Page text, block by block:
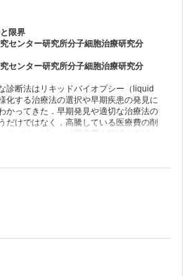
（最終回）
蘇生ガイドライン2015 を踏まえて 山畑佳
を目指した予防医学(7)
疾患の予防 赤木龍一郎・佐粧孝久
る技術とがん免疫療法への応用 近藤泰介・
ーカー“糖鎖欠損トランスフェリン
ける現状 野村文夫
べて悪性腫瘍か？ 木村伯子
ペーンとは(4) Choosing Wisely と診療ガイ
山口直人
(68) 翻訳という作業，あるいはエドゥアー
限界
センター研究所分子細胞治療研究分
センター研究所分子細胞治療研究分
診断法はリキッドバイオプシー（liquid
化する治療法の選択や早期疾患の発見に
かってきた．早期発見や適切な治療法の
だけではなく，高騰している医療費の削
ドバイオプシーは医療費を軽減するばか
体への負担も軽減しうる．（序文より一
可能です。
済ライセンス一覧」より、オンライン環